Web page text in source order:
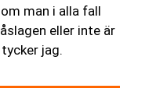
man i alla fall
eller inte är
jag.